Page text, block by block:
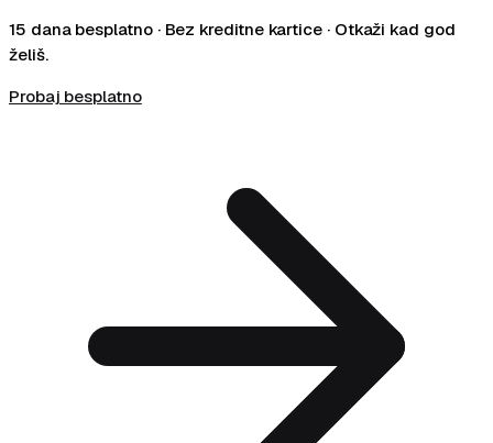
15 dana besplatno · Bez kreditne kartice · Otkaži kad god
želiš.
Probaj besplatno